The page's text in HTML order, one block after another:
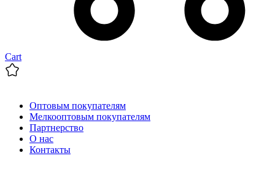
Cart
Оптовым покупателям
Мелкооптовым покупателям
Партнерство
О нас
Контакты